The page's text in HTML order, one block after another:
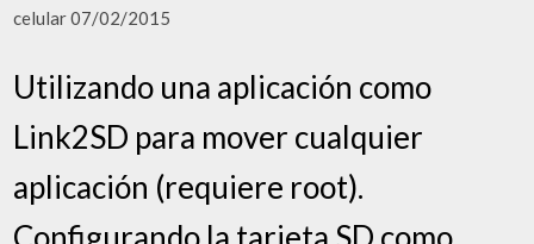
celular 07/02/2015
Utilizando una aplicación como
Link2SD para mover cualquier
aplicación (requiere root).
Configurando la tarjeta SD como